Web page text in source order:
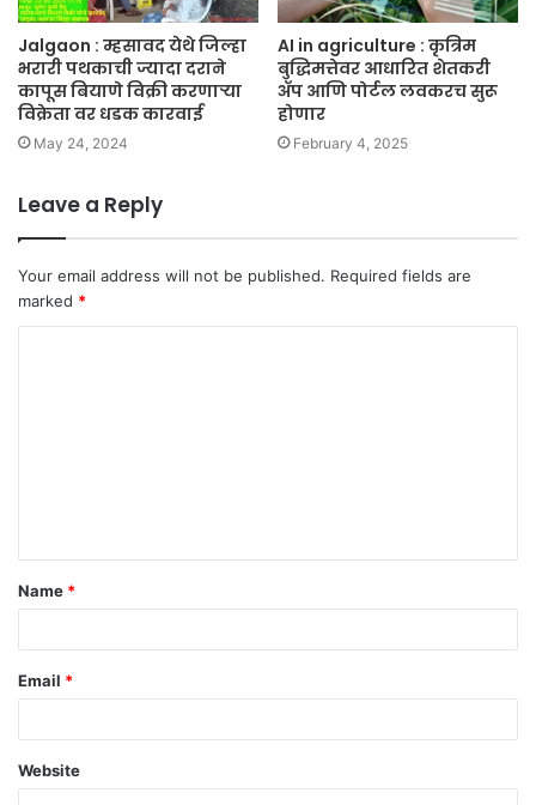
Jalgaon : म्हसावद येथे जिल्हा
भरारी पथकाची ज्यादा दराने
कापूस बियाणे विक्री करणाऱ्या
विक्रेता वर धडक कारवाई
May 24, 2024
AI in agriculture : कृत्रिम
बुद्धिमत्तेवर आधारित शेतकरी
ॲप आणि पोर्टल लवकरच सुरू
होणार
February 4, 2025
Leave a Reply
Your email address will not be published. Required fields are
marked *
t
*
Name *
Email *
Website